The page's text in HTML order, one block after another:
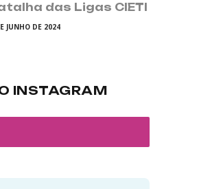
das Ligas CIETI
JUNHO DE 2024
INSTAGRAM